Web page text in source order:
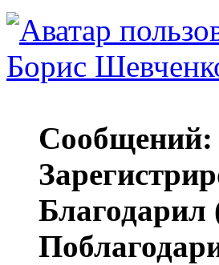
Борис
Сообщений:
Благодарил